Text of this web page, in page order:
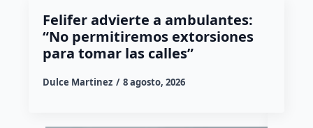
Felifer advierte a ambulantes:
“No permitiremos extorsiones
para tomar las calles”
Dulce Martinez 8 agosto, 2026